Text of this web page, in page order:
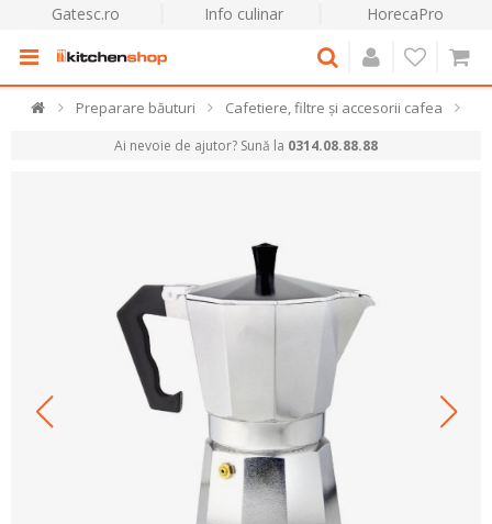
Gatesc.ro Info culinar HorecaPro
Preparare băuturi Cafetiere, filtre și accesorii cafea
Ai nevoie de ajutor? Sună la 0314.08.88.88